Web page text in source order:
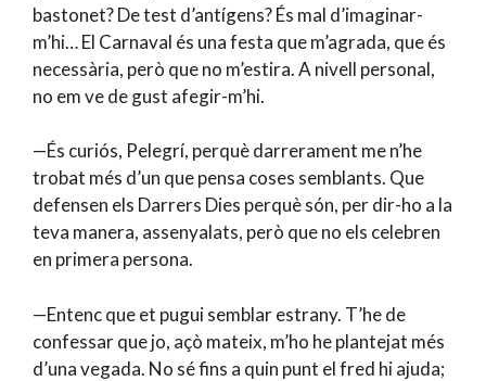
bastonet? De test d’antígens? És mal d’imaginar-
m’hi… El Carnaval és una festa que m’agrada, que és
necessària, però que no m’estira. A nivell personal,
no em ve de gust afegir-m’hi.
—És curiós, Pelegrí, perquè darrerament me n’he
trobat més d’un que pensa coses semblants. Que
defensen els Darrers Dies perquè són, per dir-ho a la
teva manera, assenyalats, però que no els celebren
en primera persona.
—Entenc que et pugui semblar estrany. T’he de
confessar que jo, açò mateix, m’ho he plantejat més
d’una vegada. No sé fins a quin punt el fred hi ajuda;